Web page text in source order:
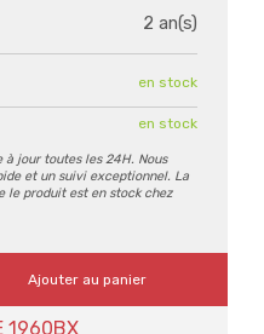
2 an(s)
en stock
en stock
jour toutes les 24H. Nous
et un suivi exceptionnel. La
le produit est en stock chez
Ajouter au panier
1960BX